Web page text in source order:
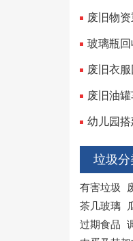
废旧物
玻璃瓶
废旧衣
废旧油
幼儿园
垃圾
有害垃圾
茶几玻璃
过期食品